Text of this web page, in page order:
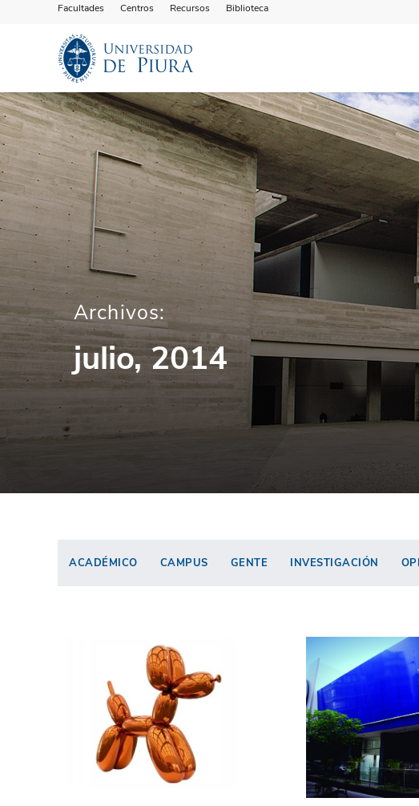
Facultades Centros Recursos Biblioteca
Archivos:
julio, 2014
ACADÉMICO CAMPUS GENTE INVESTIGACIÓN